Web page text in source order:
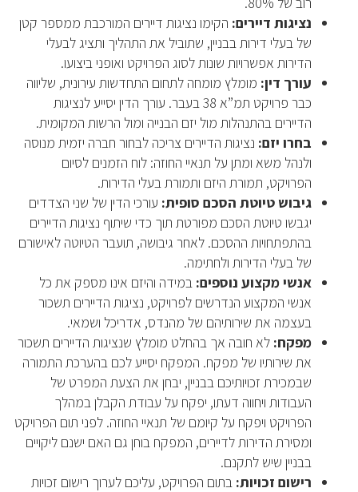
נציגות דיירים: הקימו נציגות דיירים המורכבת ממספר קטן
של בעלי דירות בבניין, שתוביל את התהליך ותציג לבעלי
הדירות אפשרויות שונות לסוג הפרויקט ואופני ביצועו.
עורך דין: מומלץ מומחה לתחום התחדשות עירונית, שליווה
כבר פרויקט תמ”א 38 בעבר. עורך הדין יסייע לנציגות
הדיירים בהתנהלות מול יזם הבנייה ומול הרשות המקומית.
בחרו יזם: נציגות הדיירים צריכה לבחור חברה יזמית מנוסה
ולנהל משא ומתן על תנאיי החוזה: לוח הזמנים לסיום
הפרויקט, תמורת היזם ותמורת בעלי הדירות.
גיבוש טיוטת הסכם סופית: עורכי הדין של שני הצדדים
יגבשו טיוטת הסכם מפורטת תוך כדי שיתוף נציגות הדיירים
בהתפתחויות ההסכם. לאחר גיבושה, תועבר הטיוטה לאישורם
של בעלי הדירות ולחתימה.
אנשי מקצוע נוספים: במידה והיזם אינו מספק את כל
אנשי המקצוע הנדרשים לפרויקט, נציגות הדיירים תשכור
בעצמה את שירותיהם של מהנדס, אדריכל ושמאי.
מפקח: לא חובה אך בהחלט מומלץ שנציגות הדיירים תשכור
את שירותיו של מפקח. המפקח יסייע לכם בהערכת התמורה
שבמכירת זכויותיכם בבניין, יבחן את הצעת המפרט של
העבודות ויחווה דעתו, יפקח על עבודת הקבלן במהלך
הפרויקט ויפקח על קיומם של תנאיי החוזה. לפני תום הפרויקט
ומסירת הדירות לדיירים, המפקח בוחן גם האם ישנם ליקויים
בבניין שיש לתקנם.
רישום זכויות: בתום הפרויקט, עליכם לערוך רישום זכויות